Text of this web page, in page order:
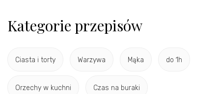
Kategorie przepisów
Ciasta i torty Warzywa Mąka do 1h
Orzechy w kuchni Czas na buraki